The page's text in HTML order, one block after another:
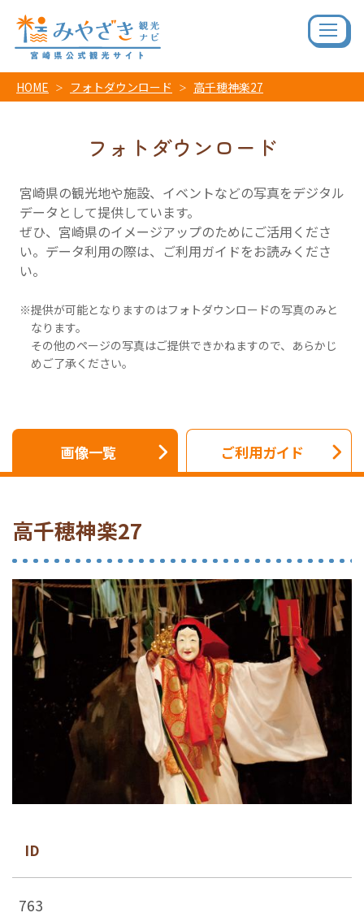
HOME フォトダウンロード 高千穂神楽27
フォトダウンロード
宮崎県の観光地や施設、イベントなどの写真をデジタル
データとして提供しています。
ぜひ、宮崎県のイメージアップのためにご活用くださ
い。データ利用の際は、ご利用ガイドをお読みくださ
い。
提供が可能となりますのはフォトダウンロードの写真のみと
なります。
その他のページの写真はご提供できかねますので、あらかじ
めご了承ください。
画像一覧 ご利用ガイド
高千穂神楽27
ID
763